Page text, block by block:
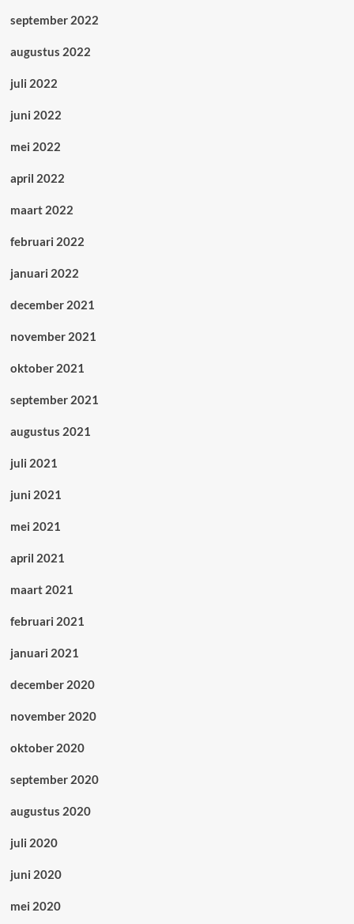
september 2022
augustus 2022
juli 2022
juni 2022
mei 2022
april 2022
maart 2022
februari 2022
januari 2022
december 2021
november 2021
oktober 2021
september 2021
augustus 2021
juli 2021
juni 2021
mei 2021
april 2021
maart 2021
februari 2021
januari 2021
december 2020
november 2020
oktober 2020
september 2020
augustus 2020
juli 2020
juni 2020
mei 2020